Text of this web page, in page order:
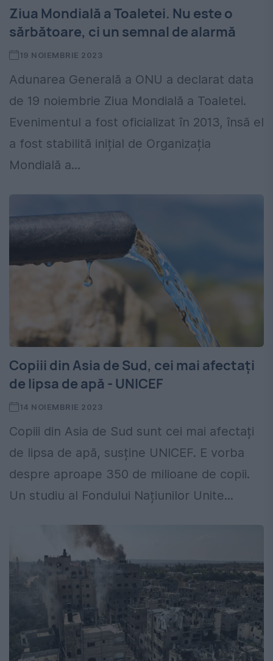
Ziua Mondială a Toaletei. Nu este o
sărbătoare, ci un semnal de alarmă
19 NOIEMBRIE 2023
Adunarea Generală a ONU a declarat data
de 19 noiembrie Ziua Mondială a Toaletei.
Evenimentul a fost oficializat în 2013, însă el
a fost stabilită inițial de Organizația
Mondială a...
Copiii din Asia de Sud, cei mai afectați
de lipsa de apă - UNICEF
14 NOIEMBRIE 2023
Copiii din Asia de Sud sunt cei mai afectați
de lipsa de apă, susține UNICEF. E vorba
despre aproape 350 de milioane de copii.
Un studiu al Fondului Națiunilor Unite...